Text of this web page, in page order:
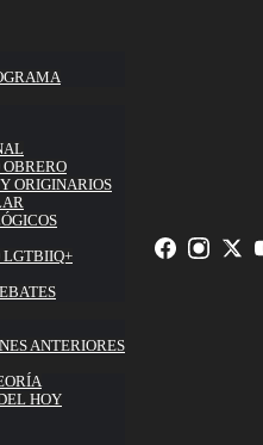
ORIGINARIOS
ANTERIORES
HOY